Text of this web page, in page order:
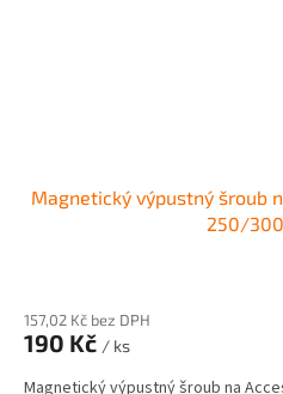
Magnetický výpustný šroub
250/
157,02 Kč bez DPH
190 Kč / ks
Magnetický výpustný šroub na